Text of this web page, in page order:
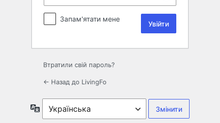
Запам'ятати мене
Втратили свій пароль?
← Назад до LivingFo
Мова